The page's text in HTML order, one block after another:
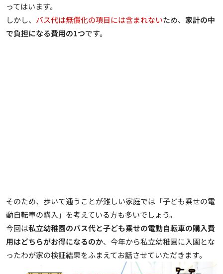
ってはいます。
しかし、 バス代は無償化の項目には含まれないため、 家計の中
で負担になる費用の1つです。
そのため、歩いて通うことが難しい家庭では「子ども乗せの電
動自転車の購入」を考えている方も多いでしょう。
今回は私立幼稚園のバス代と子ども乗せの電動自転車の購入費
用はどちらがお得になるのか、今年から私立幼稚園に入園とな
ったわが家の検証結果をふまえてお話させていただきます。